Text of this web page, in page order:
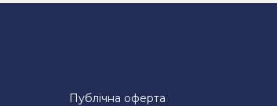
Публічна оферта